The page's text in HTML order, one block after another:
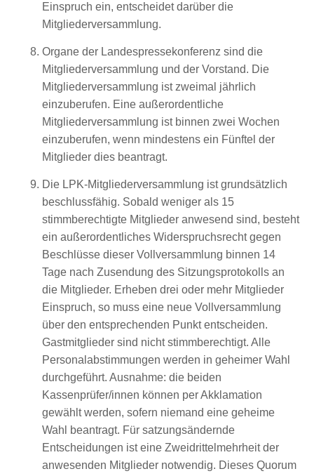
Einspruch ein, entscheidet darüber die
Mitgliederversammlung.
Organe der Landespressekonferenz sind die
Mitgliederversammlung und der Vorstand. Die
Mitgliederversammlung ist zweimal jährlich
einzuberufen. Eine außerordentliche
Mitgliederversammlung ist binnen zwei Wochen
einzuberufen, wenn mindestens ein Fünftel der
Mitglieder dies beantragt.
Die LPK-Mitgliederversammlung ist grundsätzlich
beschlussfähig. Sobald weniger als 15
stimmberechtigte Mitglieder anwesend sind, besteht
ein außerordentliches Widerspruchsrecht gegen
Beschlüsse dieser Vollversammlung binnen 14
Tage nach Zusendung des Sitzungsprotokolls an
die Mitglieder. Erheben drei oder mehr Mitglieder
Einspruch, so muss eine neue Vollversammlung
über den entsprechenden Punkt entscheiden.
Gastmitglieder sind nicht stimmberechtigt. Alle
Personalabstimmungen werden in geheimer Wahl
durchgeführt. Ausnahme: die beiden
Kassenprüfer/innen können per Akklamation
gewählt werden, sofern niemand eine geheime
Wahl beantragt. Für satzungsändernde
Entscheidungen ist eine Zweidrittelmehrheit der
anwesenden Mitglieder notwendig. Dieses Quorum